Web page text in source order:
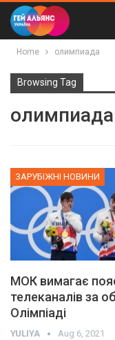
Home олимпиада
Browsing Tag
олимпиада
ЗАРУБІЖНІ НОВИНИ
МОК вимагає
телеканалів за
Олімпіаді
YULIYA Aug 6, 2021